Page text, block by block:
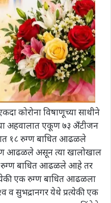
कोरोना विषाणूच्या साथीने
अहवालात एकूण ७३ अँटीजन
१८ रुग्ण बाधित आढळले
आढळले असून त्या खालोखाल
२ रुग्ण बाधित आढळले आहे तर
एक रुग्ण बाधित आढळला
व सुभद्रानगर येथे प्रत्येकी एक